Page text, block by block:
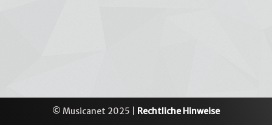
© Musicanet 2025 | Rechtliche Hinweise